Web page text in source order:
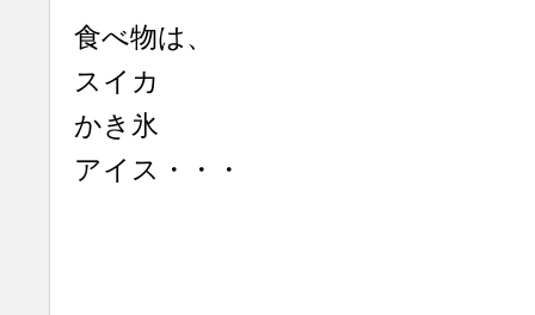
食べ物は、
スイカ
かき氷
アイス・・・